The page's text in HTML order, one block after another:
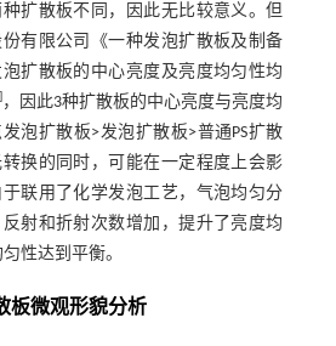
扩散板不同，因此无比较意义。但
有限公司《一种发泡扩散板及制备
扩散板的中心亮度及亮度均匀性均
，因此3种扩散板的中心亮度与亮度均
泡扩散板>发泡扩散板>普通PS扩散
换的同时，可能在一定程度上会影
联用了化学发泡工艺，气泡均匀分
射和折射次数增加，提升了亮度均
性达到平衡。
板微观形貌分析